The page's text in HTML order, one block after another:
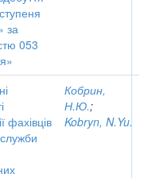
за
053
фахівців
Кобрин,
Н.Ю.;
Kobryn, N.Yu.